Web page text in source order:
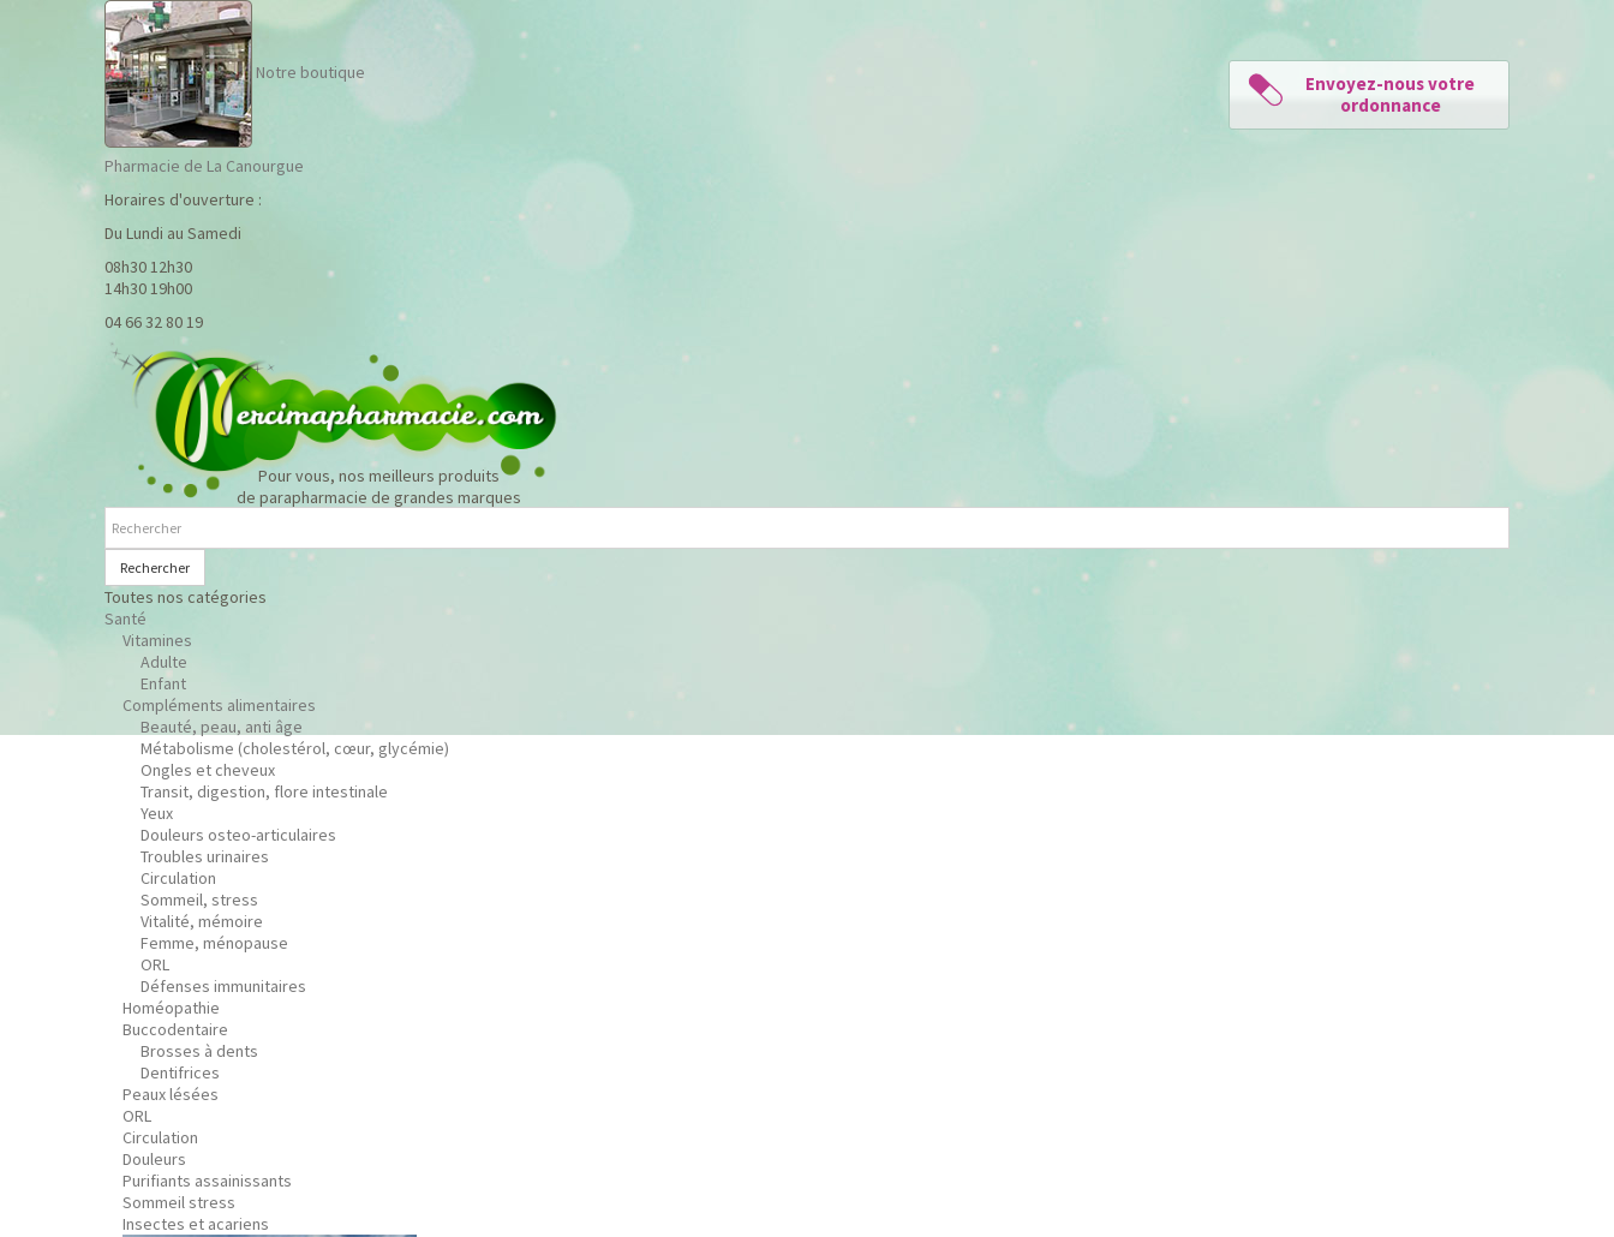
Notre boutique
Pharmacie de La Canourgue
Horaires d'ouverture :
Du Lundi au Samedi
08h30 12h30
14h30 19h00
04 66 32 80 19
Pour vous, nos meilleurs produits
de parapharmacie de grandes marques
Rechercher
Toutes nos catégories
Santé
Vitamines
Adulte
Enfant
Compléments alimentaires
Beauté, peau, anti âge
Métabolisme (cholestérol, cœur, glycémie)
Ongles et cheveux
Transit, digestion, flore intestinale
Yeux
Douleurs osteo-articulaires
Troubles urinaires
Circulation
Sommeil, stress
Vitalité, mémoire
Femme, ménopause
ORL
Défenses immunitaires
Homéopathie
Buccodentaire
Brosses à dents
Dentifrices
Peaux lésées
ORL
Circulation
Douleurs
Purifiants assainissants
Sommeil stress
Insectes et acariens
Envoyez-nous votre
ordonnance